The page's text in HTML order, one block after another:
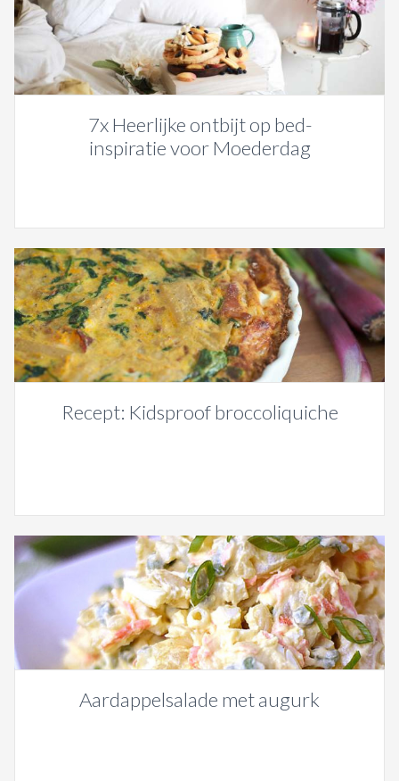
7x Heerlijke ontbijt op bed-
inspiratie voor Moederdag
Recept: Kidsproof broccoliquiche
Aardappelsalade met augurk